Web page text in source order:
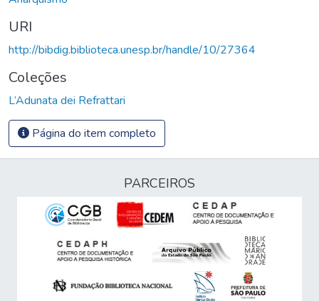
URI
http://bibdig.biblioteca.unesp.br/handle/10/27364
Coleções
L’Adunata dei Refrattari
Página do item completo
PARCEIROS